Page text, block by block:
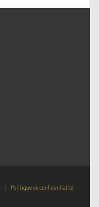
| Politique de confidentialité